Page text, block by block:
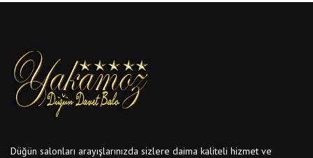
Düğün salonları arayışlarınızda sizlere daima kaliteli hizmet ve